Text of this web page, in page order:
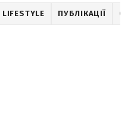
LIFESTYLE ПУБЛІКАЦІЇ